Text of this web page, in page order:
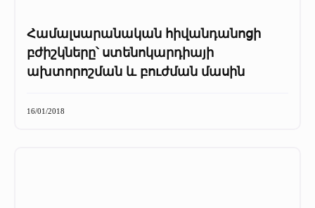
Համալսարանական հիվանդանոցի
բժիշկները՝ ստենոկարդիայի
ախտորոշման և բուժման մասին
16/01/2018